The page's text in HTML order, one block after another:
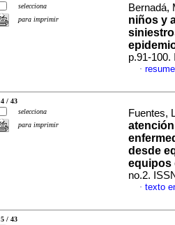
selecciona
para imprimir
Bernadá,
niños y
p.91-100.
·
4 / 43
selecciona
para imprimir
Fuentes,
desde
equipos
no.2.
· texto
5 / 43